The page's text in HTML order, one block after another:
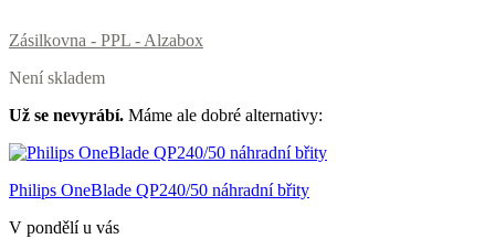
Zásilkovna - PPL - Alzabox
Není skladem
Už se nevyrábí. Máme ale dobré alternativy:
Philips OneBlade QP240/50 náhradní břity
V pondělí u vás